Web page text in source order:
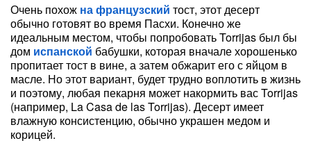
Очень похож на французский тост, этот десерт
обычно готовят во время Пасхи. Конечно же
идеальным местом, чтобы попробовать Torrijas был бы
дом испанской бабушки, которая вначале хорошенько
пропитает тост в вине, а затем обжарит его с яйцом в
масле. Но этот вариант, будет трудно воплотить в жизнь
и поэтому, любая пекарня может накормить вас Torrijas
(например, La Casa de las Torrijas). Десерт имеет
влажную консистенцию, обычно украшен медом и
корицей.